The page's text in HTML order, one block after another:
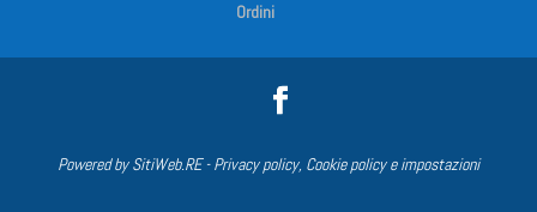
Ordini
Powered bySitiWeb.RE-Privacy policy, Cookie policy e impostazioni